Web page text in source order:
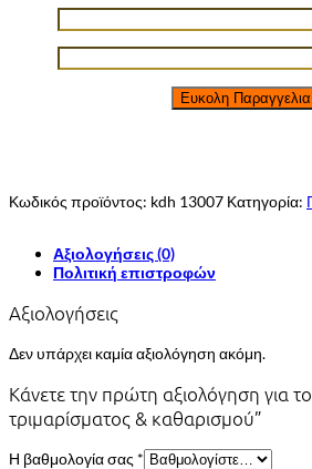
Κωδικός προϊόντος: kdh 13007 Κατηγορία:
Αξιολογήσεις (0)
Πολιτική επιστροφών
Αξιολογήσεις
Δεν υπάρχει καμία αξιολόγηση ακόμη.
Κάνετε την πρώτη αξιολόγηση για
τριμαρίσματος & καθαρισμού”
Η βαθμολογία σας *